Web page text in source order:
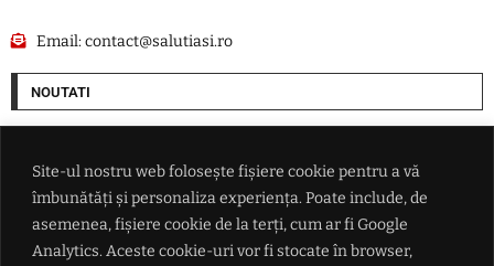
Site-ul nostru web folosește fișiere cookie pentru a vă
îmbunătăți și personaliza experiența. Poate include, de
asemenea, fișiere cookie de la terți, cum ar fi Google
Analytics. Aceste cookie-uri vor fi stocate în browser,
Email:contact@salutiasi.ro
NOUTATI
Ormuz. Atacurile asupra navelor ar putea bloca acordul
Nicolae Stanciu a marcat și a adus victoria echipei sale Dalian Yingbo